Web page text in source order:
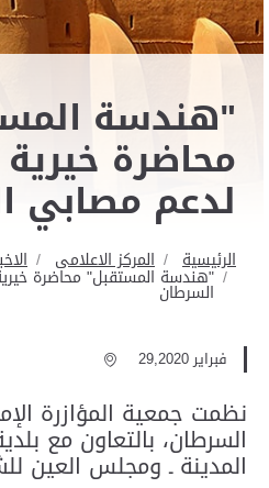
"هندسة
محاضرة خيرية
لدعم مصابي
الرئيسية المركز الاعلامى
"هندسة المستقبل" محاضرة
السرطان
فبراير 29,2020
نظمت جمعية المؤازرة
السرطان، بالتعاون مع
المدينة ـ ومجلس العين